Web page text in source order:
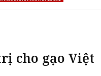
cho gạo Việt